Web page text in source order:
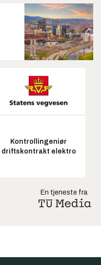
Kontrollingeniør
driftskontrakt elektro
En tjeneste fra